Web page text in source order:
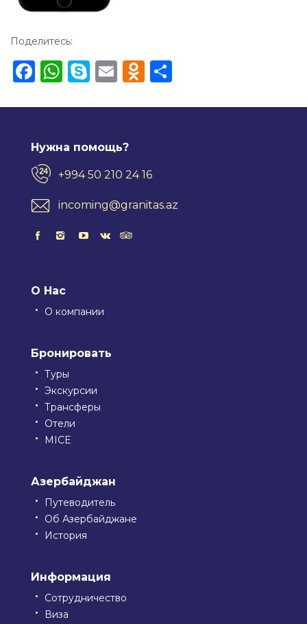
Поделитесь:
Facebook
WhatsApp
Skype
EmailOdnoklassniki
Нужна помощь?
+994 50 210 24 16
incoming@granitas.az
О Нас
О компании
Бронировать
Туры
Экскурсии
Трансферы
Отели
MICE
Азербайджан
Путеводитель
Об Азербайджане
История
Информация
Сотрудничество
Виза